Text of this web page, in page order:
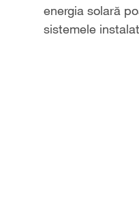
energia solară
sistemele